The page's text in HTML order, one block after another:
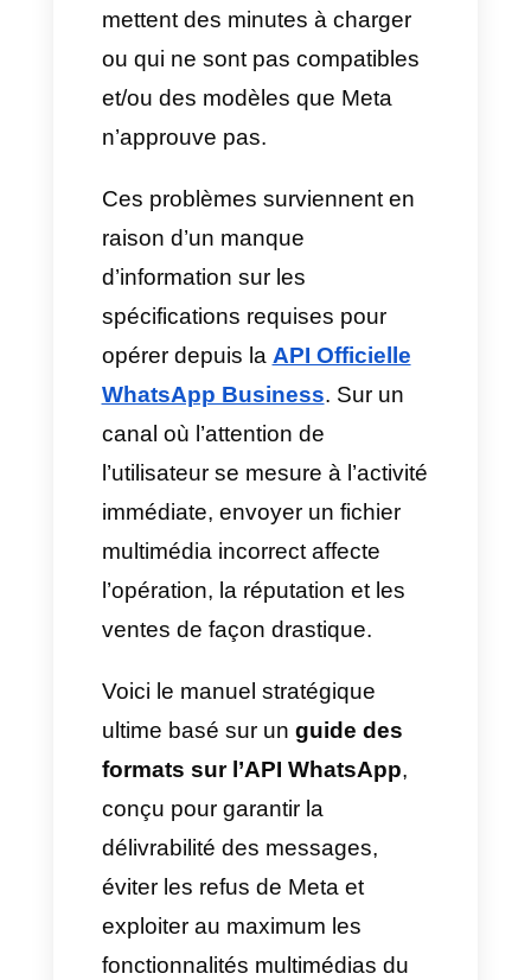
masse ou l’automatisation du
service client digital, les attentes
de conversion sont élevées.
entreprises est de maîtriser les
formats sur l’API WhatsApp, car
le manque de maîtrise génère
des messages envoyés mais
jamais ouverts, des images
mettent des minutes à charger
ou qui ne sont pas compatibles
et/ou des modèles que Meta
n’approuve pas.
Ces problèmes surviennent en
raison d’un manque
d’information sur les
spécifications requises pour
opérer depuis laAPI Officielle
WhatsApp Business. Sur un